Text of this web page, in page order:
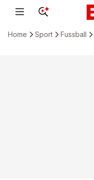
Home Sport Fussball